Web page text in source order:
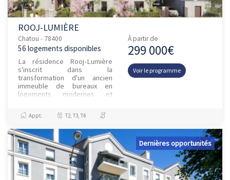
ROOJ-LUMIÈRE
Chatou - 78400
56 logements disponibles
La résidence Rooj-Lumière
s'inscrit dans la
transformation d'un ancien
immeuble de bureaux en
logements modernes et
construction d'un nouveau
bâtiment résidentiel....
À partir de
299 000€
Voir le programme
Appt. T2, T3, T4
Dernières opportunités